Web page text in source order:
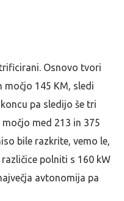
Osnovo tvori
močjo 145 KM, sledi
pa sledijo še tri
med 213 in 375
bile razkrite, vemo le,
polniti s 160 kW
avtonomija pa